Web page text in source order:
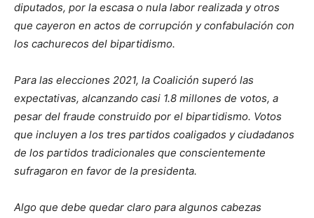
diputados, por la escasa o nula labor realizada y otros
que cayeron en actos de corrupción y confabulación con
los cachurecos del bipartidismo.
Para las elecciones 2021, la Coalición superó las
expectativas, alcanzando casi 1.8 millones de votos, a
pesar del fraude construido por el bipartidismo. Votos
que incluyen a los tres partidos coaligados y ciudadanos
de los partidos tradicionales que conscientemente
sufragaron en favor de la presidenta.
Algo que debe quedar claro para algunos cabezas